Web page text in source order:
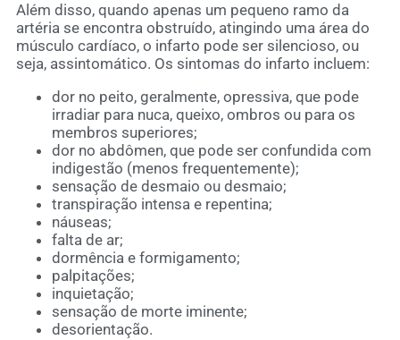
Além disso, quando apenas um pequeno ramo da
artéria se encontra obstruído, atingindo uma área do
músculo cardíaco, o infarto pode ser silencioso, ou
seja, assintomático. Os sintomas do infarto incluem:
dor no peito, geralmente, opressiva, que pode
irradiar para nuca, queixo, ombros ou para os
membros superiores;
dor no abdômen, que pode ser confundida com
indigestão (menos frequentemente);
sensação de desmaio ou desmaio;
transpiração intensa e repentina;
náuseas;
falta de ar;
dormência e formigamento;
palpitações;
inquietação;
sensação de morte iminente;
desorientação.